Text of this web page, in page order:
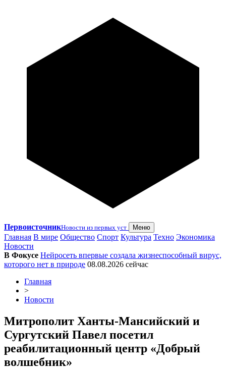
ПервоисточникНовости из первых уст Меню
Главная В мире Общество Спорт Культура Техно Экономика
Новости
В Фокусе Нейросеть впервые создала жизнеспособный вирус,
которого нет в природе 08.08.2026 сейчас
Главная
>
Новости
Митрополит Ханты-Мансийский и
Сургутский Павел посетил
реабилитационный центр «Добрый
волшебник»